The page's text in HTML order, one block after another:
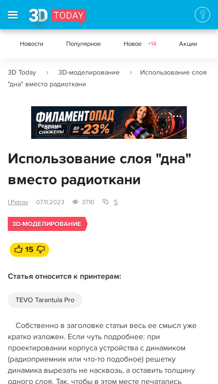
Новости Популярное Новое +14 Акции
3D Today 3D-моделирование
Использование слоя
"дна" вместо радиоткани
Реклама
Использование слоя "дна"
вместо радиоткани
I.Petrov 07.11.2023 3710 5
3D-МОДЕЛИРОВАНИЕ
15
Статья относится к принтерам:
TEVO Tarantula Pro
Собственно в заголовке статьи весь ее смысл уже
кратко изложен. Если чуть подробнее: при
проектировании корпуса устройства с динамиком
(радиоприемник или что-то подобное) решетку
динамика вырезать не насквозь, а оставить толщину
одного слоя. Так, чтобы в этом месте печатались